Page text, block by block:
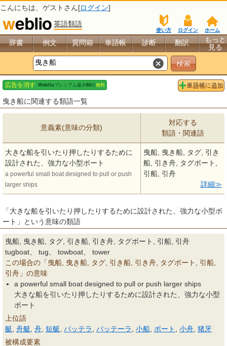
こんにちは、 ゲスト さん[ログイン]
英語類語
ホーム
ログイン
使い方
辞書 例文 質問箱 単語帳 診断 翻訳
もっと
見る
曳き船に関連する類語一覧
意義素(意味の分類)
対応する
類語・関連語
大きな船を引いたり押したりするために
設計された、強力な小型ボート
a powerful small boat designed to pull or push
larger ships
曳船, 曳き船, タグ, 引き
船, 引き舟, タグボート,
引船, 引舟
詳細
「大きな船を引いたり押したりするために設計された、強力な小型ボ
ート」という意味の類語
曳船, 曳き船, タグ, 引き船, 引き舟, タグボート, 引船, 引舟
tugboat、 tug、 towboat、 tower
この場合の「曳船, 曳き船, タグ, 引き船, 引き舟, タグボート, 引船,
引舟」の意味
a powerful small boat designed to pull or push larger ships
大きな船を引いたり押したりするために設計された、強力な小型
ボート
上位語
艇 舟艇 舟 短艇 バッテラ バッテーラ 小船 ボート 小舟 猪牙
被構成要素